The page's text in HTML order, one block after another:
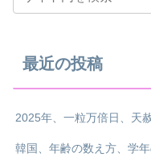
最近の投稿
2025年、一粒万倍日、天
韓国、年齢の数え方、学